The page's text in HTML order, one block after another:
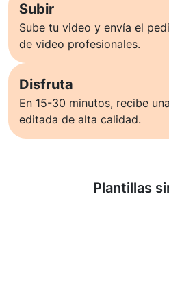
Subir
Sube tu video y envía el
de video profesionales.
Disfruta
En 15-30 minutos, recibe
editada de alta calidad.
Plantillas
Saber